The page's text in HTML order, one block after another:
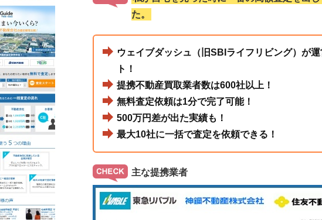
た。
ウェイブダッシュ（旧SBIライフリビング）が
ト！
提携不動産買取業者数は600社以上！
無料査定依頼は1分で完了可能！
500万円差が出た実績も！
最大10社に一括で査定を依頼できる！
主な提携業者